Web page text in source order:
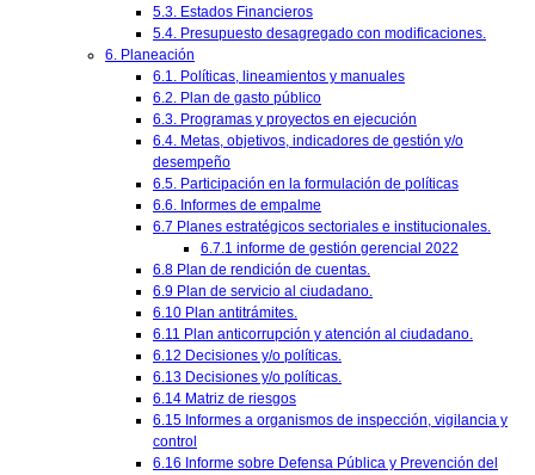
5.3. Estados Financieros
5.4. Presupuesto desagregado con modificaciones.
6. Planeación
6.1. Políticas, lineamientos y manuales
6.2. Plan de gasto público
6.3. Programas y proyectos en ejecución
6.4. Metas, objetivos, indicadores de gestión y/o
desempeño
6.5. Participación en la formulación de políticas
6.6. Informes de empalme
6.7 Planes estratégicos sectoriales e institucionales.
6.7.1 informe de gestión gerencial 2022
6.8 Plan de rendición de cuentas.
6.9 Plan de servicio al ciudadano.
6.10 Plan antitrámites.
6.11 Plan anticorrupción y atención al ciudadano.
6.12 Decisiones y/o políticas.
6.13 Decisiones y/o políticas.
6.14 Matriz de riesgos
6.15 Informes a organismos de inspección, vigilancia y
control
6.16 Informe sobre Defensa Pública y Prevención del